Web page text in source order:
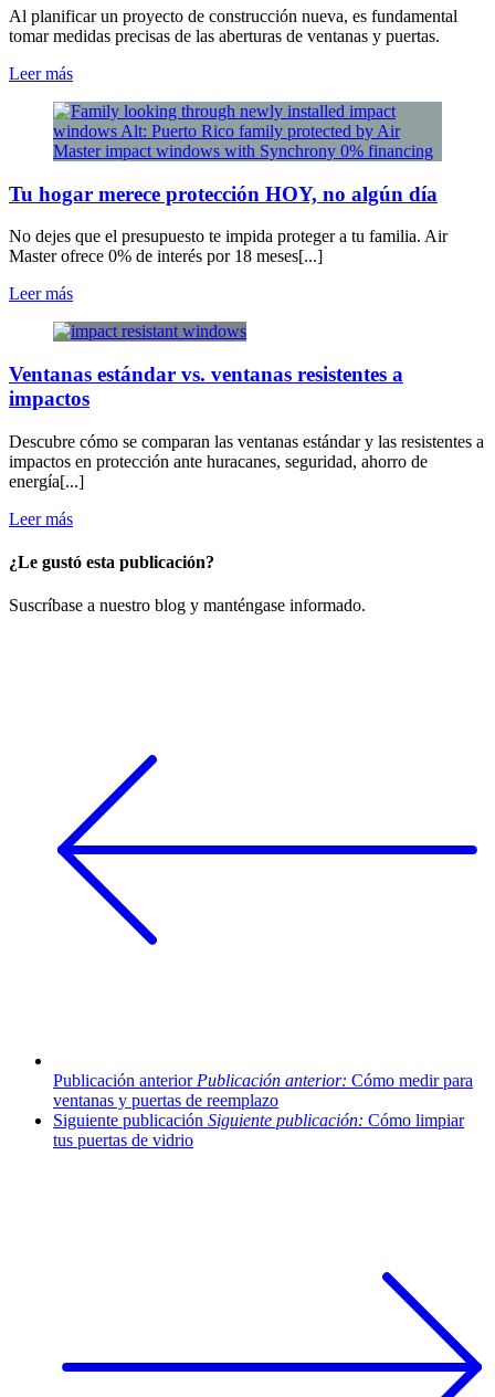
Al planificar un proyecto de construcción nueva, es fundamental
tomar medidas precisas de las aberturas de ventanas y puertas.
Leer más
Tu hogar merece protección HOY, no algún día
No dejes que el presupuesto te impida proteger a tu familia. Air
Master ofrece 0% de interés por 18 meses[...]
Leer más
Ventanas estándar vs. ventanas resistentes a
impactos
Descubre cómo se comparan las ventanas estándar y las resistentes a
impactos en protección ante huracanes, seguridad, ahorro de
energía[...]
Leer más
¿Le gustó esta publicación?
​Suscríbase a nuestro blog y manténgase informado.
Publicación anterior Publicación anterior: Cómo medir para
ventanas y puertas de reemplazo
Siguiente publicación Siguiente publicación: Cómo limpiar
tus puertas de vidrio